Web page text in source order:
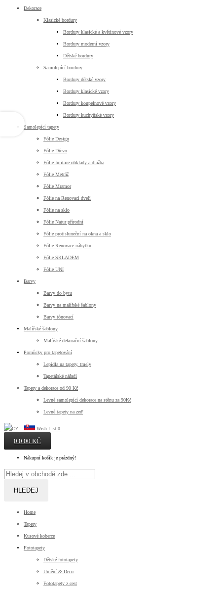
Dekorace
Klasické bordury
Bordury klasické a květinové vzory
Bordury moderní vzory
Dětské bordury
Samolepící bordury
Bordury dětské vzory
Bordury klasické vzory
Bordury koupelnové vzory
Bordury kuchyňské vzory
Samolepící tapety
Fólie Design
Fólie Dřevo
Fólie Imitace obklady a dlažba
Fólie Metráž
Fólie Mramor
Fólie na Renovaci dveří
Fólie na sklo
Fólie Natur přírodní
Fólie protisluneční na okna a sklo
Fólie Renovace nábytku
Fólie SKLADEM
Fólie UNI
Barvy
Barvy do bytu
Barvy na malířské šablony
Barvy tónovací
Malířské šablony
Malířské dekorační šablony
Pomůcky pro tapetování
Lepidla na tapety, tmely
Tapetářské nářadí
Tapety a dekorace od 90 Kč
Levné samolepící dekorace na stěnu za 90Kč
Levné tapety na zeď
Wish List 0
0 0.00 KČ
Nákupní košík je prázdný!
HLEDEJ
Home
Tapety
Kusové koberce
Fototapety
Dětské fototapety
Umění & Deco
Fototapety z cest